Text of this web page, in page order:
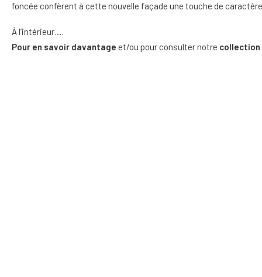
foncée confèrent à cette nouvelle façade une touche de
À l’intérieur….
Pour en savoir davantage et/ou pour consulter notre collection